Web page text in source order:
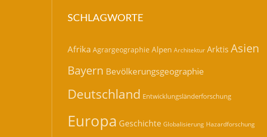
SCHLAGWORTE
Afrika Agrargeographie Alpen Architektur Arktis Asien
Bayern Bevölkerungsgeographie
Deutschland Entwicklungsländerforschung
Europa Geschichte Globalisierung Hazardforschung